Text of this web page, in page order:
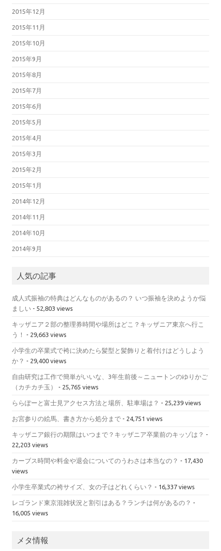
2015年12月
2015年11月
2015年10月
2015年9月
2015年8月
2015年7月
2015年6月
2015年5月
2015年4月
2015年3月
2015年2月
2015年1月
2014年12月
2014年11月
2014年10月
2014年9月
人気の記事
成人式振袖の特典はどんなものがあるの？ いつ振袖を決めようか悩
ましい - 52,803 views
キッザニア２部の整理券時間や場所はどこ？キッザニア東京へ行こ
う！
- 29,663 views
小学生の卒業式で袴に決めたら髪型と髪飾りと着付けはどうしよう
か？ - 29,400 views
自由研究は工作で簡単がいいな、3年生前後～ニュートンのゆりかご
（カチカチ玉）
- 25,765 views
ららぽーと富士見アクセス方法と場所、駐車場は？ - 25,239 views
お宮参りの絵馬、書き方から処分まで - 24,751 views
キッザニア銀行の期限はいつまで？キッザニア卒業前のキッゾは？ -
22,203 views
カーブス時間や料金や退会についてのうわさは本当なの？ - 17,430
views
小学生卒業式の袴サイズ、女の子はどれくらい？ - 16,337 views
レゴランド東京混雑状況と割引はある？ランチは何があるの？ -
16,005 views
メタ情報